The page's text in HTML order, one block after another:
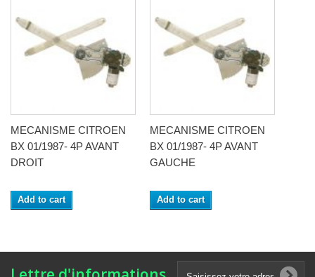
MECANISME CITROEN
BX 01/1987- 4P AVANT
DROIT
Add to cart
MECANISME CITROEN
BX 01/1987- 4P AVANT
GAUCHE
Add to cart